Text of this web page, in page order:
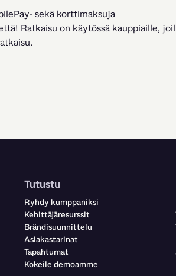
sekä korttimaksuja
Ratkaisu on käytössä kauppiaille,
Tutustu
Ryhdy kumppaniksi
Kehittäjäresurssit
Brändisuunnittelu
Asiakastarinat
Tapahtumat
Kokeile demoamme